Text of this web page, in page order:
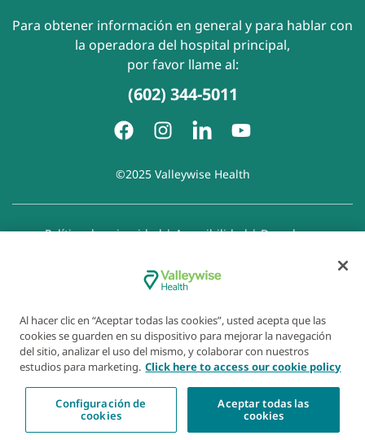
Para obtener información en general y para hablar con
la operadora del hospital principal,
por favor llame al:
(602) 344-5011
©2025 Valleywise Health
Política de privacidad|Accesibilidad|Derechos y
Aviso de Prohibición de la Discriminación
Exención de responsabilidad con respecto a sitios web
Al hacer clic en “Aceptar todas las cookies”, usted acepta que las
cookies se guarden en su dispositivo para mejorar la navegación
del sitio, analizar el uso del mismo, y colaborar con nuestros
estudios para marketing. Click here to access our cookie policy
Configuración de
cookies
Aceptar todas las
cookies